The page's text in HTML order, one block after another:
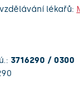
lékařů:
3716290 / 0300